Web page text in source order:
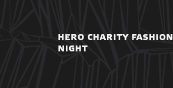
HERO CHARITY FASHION
NIGHT